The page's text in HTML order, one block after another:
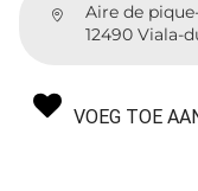
Aire de
12490 Viala-
VOEG TOE